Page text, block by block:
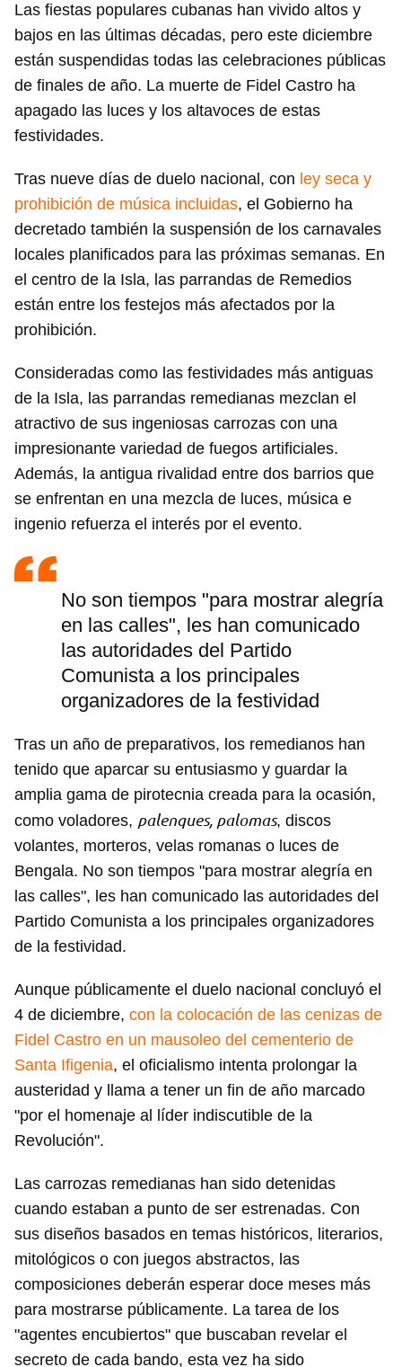
Las fiestas populares cubanas han vivido altos y
bajos en las últimas décadas, pero este diciembre
están suspendidas todas las celebraciones públicas
de finales de año. La muerte de Fidel Castro ha
apagado las luces y los altavoces de estas
festividades.
Tras nueve días de duelo nacional, con ley seca y
prohibición de música incluidas, el Gobierno ha
decretado también la suspensión de los carnavales
locales planificados para las próximas semanas. En
el centro de la Isla, las parrandas de Remedios
están entre los festejos más afectados por la
prohibición.
Consideradas como las festividades más antiguas
de la Isla, las parrandas remedianas mezclan el
atractivo de sus ingeniosas carrozas con una
impresionante variedad de fuegos artificiales.
Además, la antigua rivalidad entre dos barrios que
se enfrentan en una mezcla de luces, música e
ingenio refuerza el interés por el evento.
No son tiempos "para mostrar alegría
en las calles", les han comunicado
las autoridades del Partido
Comunista a los principales
organizadores de la festividad
Tras un año de preparativos, los remedianos han
tenido que aparcar su entusiasmo y guardar la
amplia gama de pirotecnia creada para la ocasión,
como voladores, palenques, palomas, discos
volantes, morteros, velas romanas o luces de
Bengala. No son tiempos "para mostrar alegría en
las calles", les han comunicado las autoridades del
Partido Comunista a los principales organizadores
de la festividad.
Aunque públicamente el duelo nacional concluyó el
4 de diciembre, con la colocación de las cenizas de
Fidel Castro en un mausoleo del cementerio de
Santa Ifigenia, el oficialismo intenta prolongar la
austeridad y llama a tener un fin de año marcado
"por el homenaje al líder indiscutible de la
Revolución".
Las carrozas remedianas han sido detenidas
cuando estaban a punto de ser estrenadas. Con
sus diseños basados en temas históricos, literarios,
mitológicos o con juegos abstractos, las
composiciones deberán esperar doce meses más
para mostrarse públicamente. La tarea de los
"agentes encubiertos" que buscaban revelar el
secreto de cada bando, esta vez ha sido